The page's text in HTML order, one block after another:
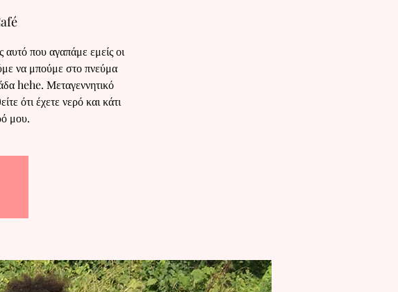
που αγαπάμε εμείς οι
να μπούμε στο πνεύμα
hehe. Μεταγεννητικό
ότι έχετε νερό και κάτι
μου.